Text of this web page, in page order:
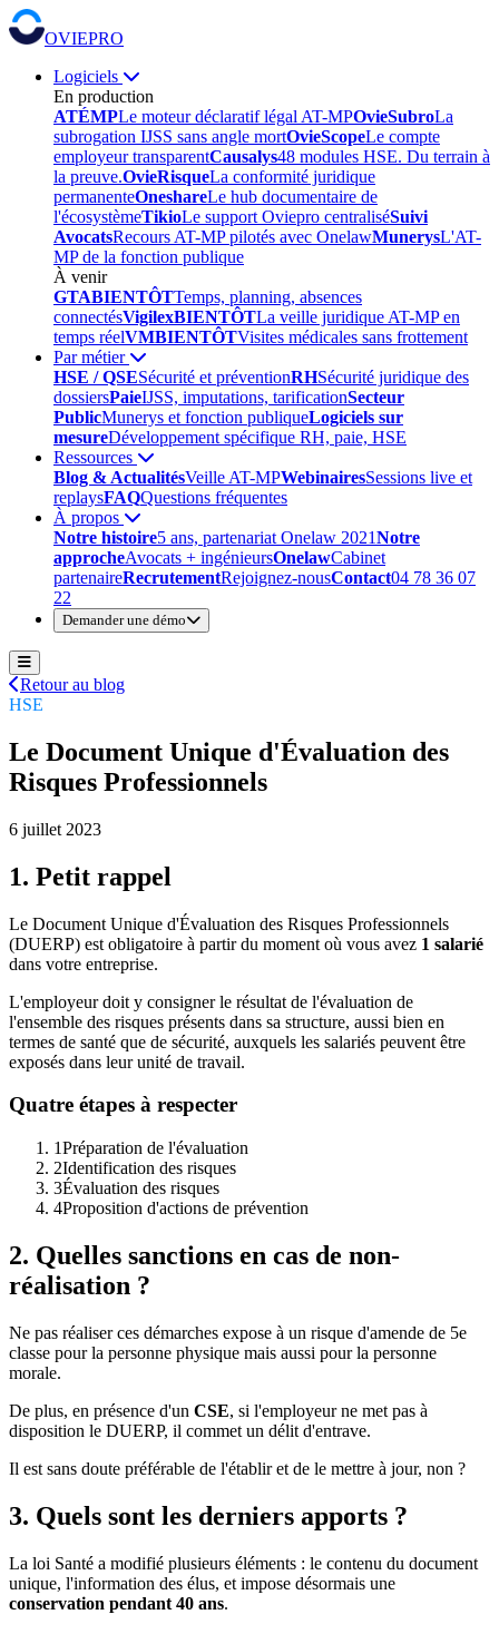
OVIEPRO
Logiciels
En production
ATÉMPLe moteur déclaratif légal AT-MPOvieSubroLa
subrogation IJSS sans angle mortOvieScopeLe compte
employeur transparentCausalys48 modules HSE. Du terrain à
la preuve.OvieRisqueLa conformité juridique
permanenteOneshareLe hub documentaire de
l'écosystèmeTikioLe support Oviepro centraliséSuivi
AvocatsRecours AT-MP pilotés avec OnelawMunerysL'AT-
MP de la fonction publique
À venir
GTABIENTÔTTemps, planning, absences
connectésVigilexBIENTÔTLa veille juridique AT-MP en
temps réelVMBIENTÔTVisites médicales sans frottement
Par métier
HSE / QSESécurité et préventionRHSécurité juridique des
dossiersPaieIJSS, imputations, tarificationSecteur
PublicMunerys et fonction publiqueLogiciels sur
mesureDéveloppement spécifique RH, paie, HSE
Ressources
Blog & ActualitésVeille AT-MPWebinairesSessions live et
replaysFAQQuestions fréquentes
À propos
Notre histoire5 ans, partenariat Onelaw 2021Notre
approcheAvocats + ingénieursOnelawCabinet
partenaireRecrutementRejoignez-nousContact04 78 36 07
22
Demander une démo
Retour au blog
HSE
Le Document Unique d'Évaluation des
Risques Professionnels
6 juillet 2023
1. Petit rappel
Le Document Unique d'Évaluation des Risques Professionnels
(DUERP) est obligatoire à partir du moment où vous avez 1 salarié
dans votre entreprise.
L'employeur doit y consigner le résultat de l'évaluation de
l'ensemble des risques présents dans sa structure, aussi bien en
termes de santé que de sécurité, auxquels les salariés peuvent être
exposés dans leur unité de travail.
Quatre étapes à respecter
1Préparation de l'évaluation
2Identification des risques
3Évaluation des risques
4Proposition d'actions de prévention
2. Quelles sanctions en cas de non-
réalisation ?
Ne pas réaliser ces démarches expose à un risque d'amende de 5e
classe pour la personne physique mais aussi pour la personne
morale.
De plus, en présence d'un CSE, si l'employeur ne met pas à
disposition le DUERP, il commet un délit d'entrave.
Il est sans doute préférable de l'établir et de le mettre à jour, non ?
3. Quels sont les derniers apports ?
La loi Santé a modifié plusieurs éléments : le contenu du document
unique, l'information des élus, et impose désormais une
conservation pendant 40 ans.